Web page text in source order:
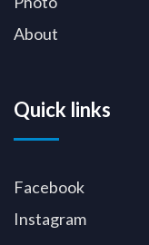
About
Quick links
Facebook
Instagram